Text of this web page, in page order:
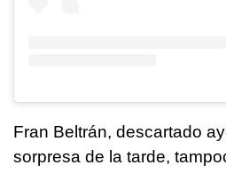
Fran Beltrán, descartado
sorpresa de la tarde,